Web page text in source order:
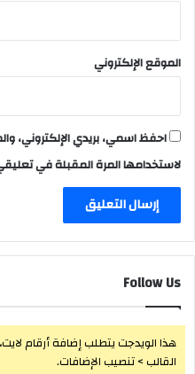
الموقع الإلكتروني
احفظ اسمي، بريدي الإلكتروني،
لاستخدامها المرة المقبلة في
Follow Us
هذا الويدجت يتطلب إضافة أرقام
القالب > تنصيب الإضافات.